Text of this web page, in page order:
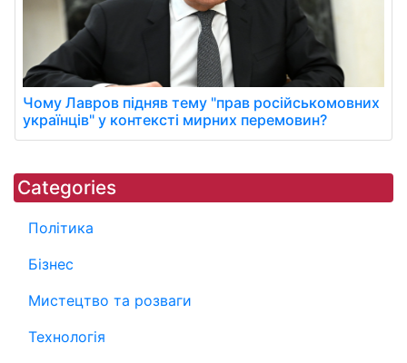
Чому Лавров підняв тему "прав російськомовних
українців" у контексті мирних перемовин?
Categories
Політика
Бізнес
Мистецтво та розваги
Технологія